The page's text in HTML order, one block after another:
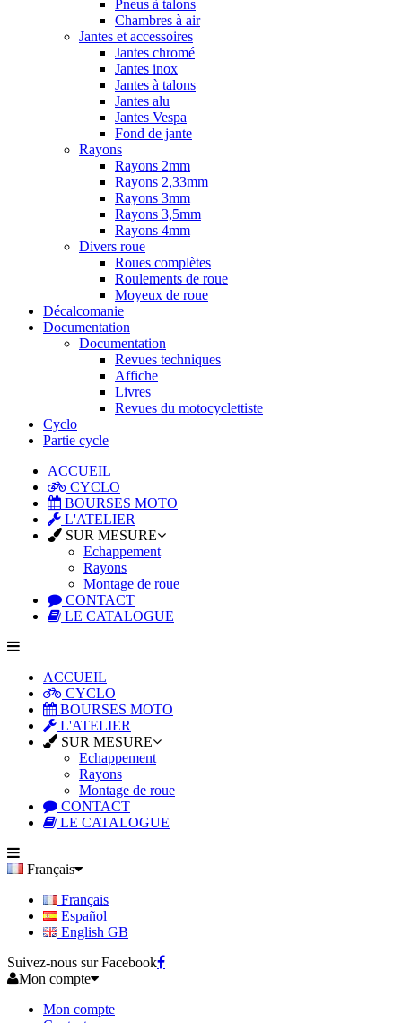
Pneus à talons
Chambres à air
Jantes et accessoires
Jantes chromé
Jantes inox
Jantes à talons
Jantes alu
Jantes Vespa
Fond de jante
Rayons
Rayons 2mm
Rayons 2,33mm
Rayons 3mm
Rayons 3,5mm
Rayons 4mm
Divers roue
Roues complètes
Roulements de roue
Moyeux de roue
Décalcomanie
Documentation
Documentation
Revues techniques
Affiche
Livres
Revues du motocyclettiste
Cyclo
Partie cycle
ACCUEIL
CYCLO
BOURSES MOTO
L'ATELIER
SUR MESURE
Echappement
Rayons
Montage de roue
CONTACT
LE CATALOGUE
ACCUEIL
CYCLO
BOURSES MOTO
L'ATELIER
SUR MESURE
Echappement
Rayons
Montage de roue
CONTACT
LE CATALOGUE
Français
Français
Español
English GB
Suivez-nous sur Facebook
Mon compte
Mon compte